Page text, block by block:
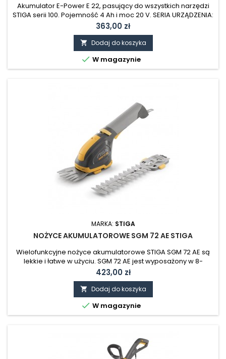
Akumulator E-Power E 22, pasujący do wszystkich narzędzi
STIGA serii 100. Pojemność 4 Ah i moc 20 V. SERIA URZĄDZENIA:
ESSENTIAL SERIA 100 POJEMNOŚĆ AKUMULATORA: 4 AH
Cena
363,00 zł
 Dodaj do koszyka
 W magazynie
MARKA: STIGA
NOŻYCE AKUMULATOROWE SGM 72 AE STIGA
Wielofunkcyjne nożyce akumulatorowe STIGA SGM 72 AE są
lekkie i łatwe w użyciu. SGM 72 AE jest wyposażony w 8-
centymetrowe ostrze do korygowania krawędzi trawnika
oraz 18-centymetrowy nóż do żywopłotu. Ostrza są łatwe do
wymiany dzięki beznarzędziowemu systemowi
dociskowemu. Akumulator 2,5 Ah i ładowarka są
dostarczane wraz z urządzeniem. Zastosowanie...
Cena
423,00 zł
 Dodaj do koszyka
 W magazynie